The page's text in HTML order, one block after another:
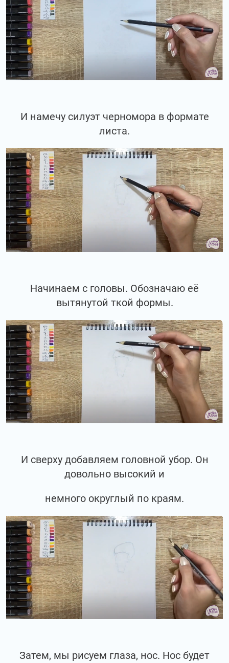
И намечу силуэт черномора в формате
листа.
Начинаем с головы. Обозначаю её
вытянутой ткой формы.
И сверху добавляем головной убор. Он
довольно высокий и
немного округлый по краям.
Затем, мы рисуем глаза, нос. Нос будет